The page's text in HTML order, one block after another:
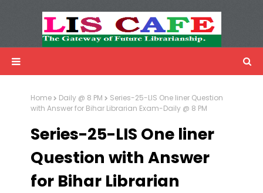
Advertisemnet
Home Daily @ 8 PM
Series-25-LIS One liner Question
with Answer for Bihar Librarian Exam-Daily @ 8 PM
Series-25-LIS One liner
Question with Answer
for Bihar Librarian